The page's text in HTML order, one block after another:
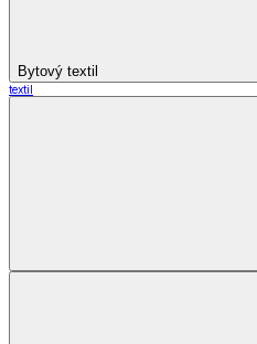
Bytový textil
textil